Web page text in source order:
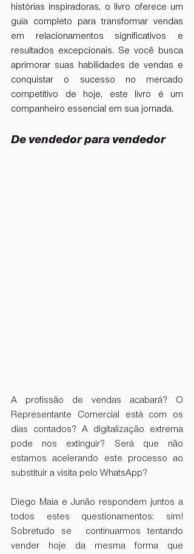
histórias inspiradoras, o livro oferece um
guia completo para transformar vendas
em relacionamentos significativos e
resultados excepcionais. Se você busca
aprimorar suas habilidades de vendas e
conquistar o sucesso no mercado
competitivo de hoje, este livro é um
companheiro essencial em sua jornada.
De vendedor para vendedor
A profissão de vendas acabará? O
Representante Comercial está com os
dias contados? A digitalização extrema
pode nos extinguir? Será que não
estamos acelerando este processo ao
substituir a visita pelo WhatsApp?
Diego Maia e Junão respondem juntos a
todos estes questionamentos: sim!
Sobretudo se  continuarmos tentando
vender hoje da mesma forma que